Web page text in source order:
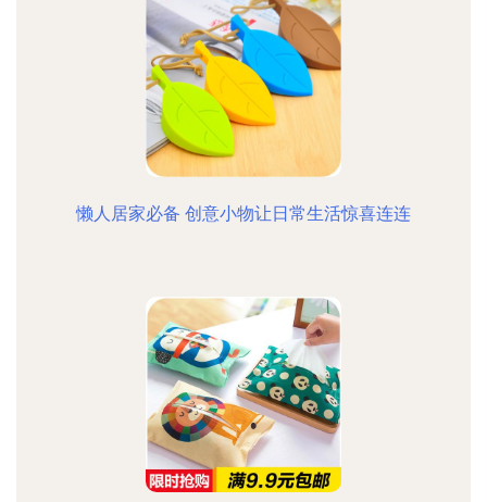
懒人居家必备 创意小物让日常生活惊喜连连